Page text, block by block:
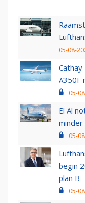
05-08-
A350F
05-
El Al
05-
begin
plan B
05-